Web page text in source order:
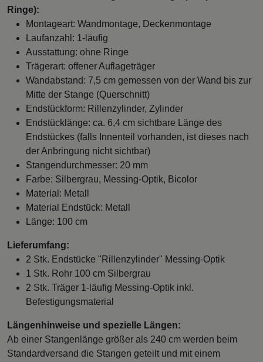
Ringe):
Montageart: Wandmontage, Deckenmontage
Laufanzahl: 1-läufig
Ausstattung: ohne Ringe
Trägerart: offener Auflageträger
Wandabstand: 7,5 cm gemessen von der Wand bis zur
Mitte der Stange (Querschnitt)
Endstückform: Rillenzylinder, Zylinder
Endstücklänge: ca. 6,4 cm sichtbare Länge des
Endstückes (falls Innenteil vorhanden, ist dieses nach
der Anbringung nicht sichtbar)
Stangendurchmesser: 20 mm
Farbe: Silbergrau, Messing-Optik, Bicolor
Material: Metall
Material Endstück: Metall
Länge: 100 cm
Lieferumfang:
2 Stk. Endstücke "Rillenzylinder" Messing-Optik
1 Stk. Rohr 100 cm Silbergrau
2 Stk. Träger 1-läufig Messing-Optik inkl.
Befestigungsmaterial
Längenhinweise und spezielle Längen:
Ab einer Stangenlänge größer als 240 cm werden beim
Standardversand die Stangen geteilt und mit einem